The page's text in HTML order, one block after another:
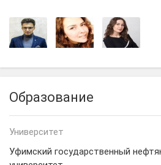
Образование
Университет
Уфимский государственный